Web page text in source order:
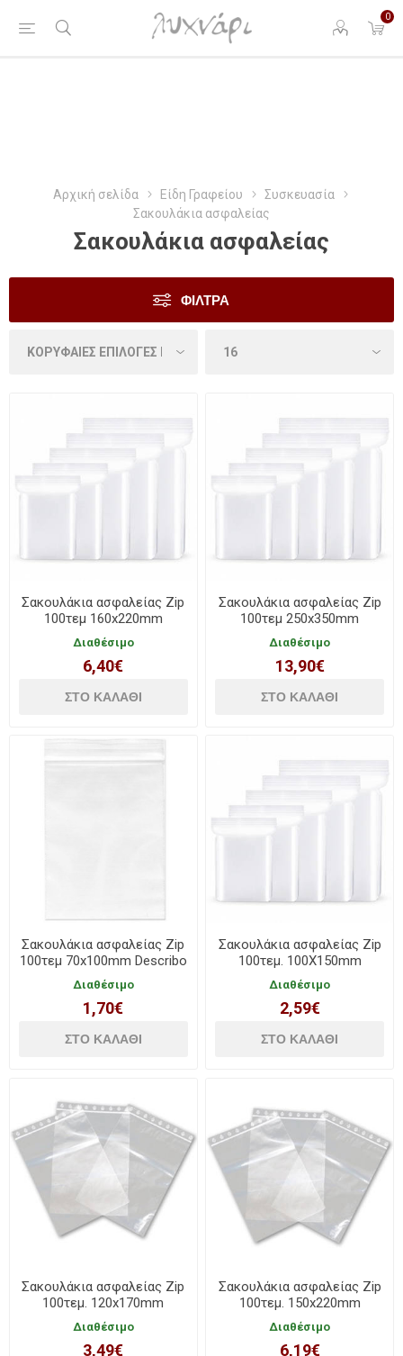
0
Αρχική σελίδα Είδη Γραφείου
Συσκευασία
Σακουλάκια ασφαλείας
Σακουλάκια ασφαλείας
ΦΊΛΤΡΑ
Σακουλάκια ασφαλείας Zip
100τεμ 160x220mm
Describo
Διαθέσιμο
6,40€
Σακουλάκια ασφαλείας Zip
100τεμ 250x350mm
Describo
Διαθέσιμο
13,90€
Σακουλάκια ασφαλείας Zip
100τεμ 70x100mm Describo
Διαθέσιμο
1,70€
Σακουλάκια ασφαλείας Zip
100τεμ. 100X150mm
Describo
Διαθέσιμο
2,59€
Σακουλάκια ασφαλείας Zip
100τεμ. 120x170mm
Describo
Διαθέσιμο
3,49€
Σακουλάκια ασφαλείας Zip
100τεμ. 150x220mm
Describo
Διαθέσιμο
6,19€